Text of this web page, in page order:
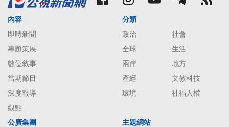
內容
即時新聞
專題策展
數位敘事
當期節目
深度報導
觀點
分類
政治
社會
全球
生活
兩岸
地方
產經
文教科技
環境
社福人權
公廣集團
主題網站